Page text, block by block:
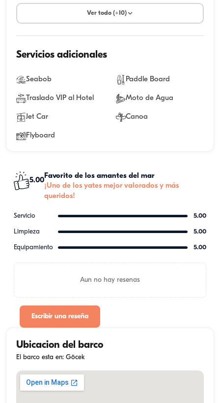
Ver todo (+10)
Servicios adicionales
Seabob Paddle Board
Traslado VIP al Hotel Moto de Agua
Jet Car Canoa
Flyboard
5.00
Favorito de los amantes del mar
¡Uno de los yates mejor valorados y más
queridos!
Servicio 5.00
Limpieza 5.00
Equipamiento 5.00
Aun no hay resenas
Escribir una reseña
Ubicacion del barco
El barco esta en: Göcek